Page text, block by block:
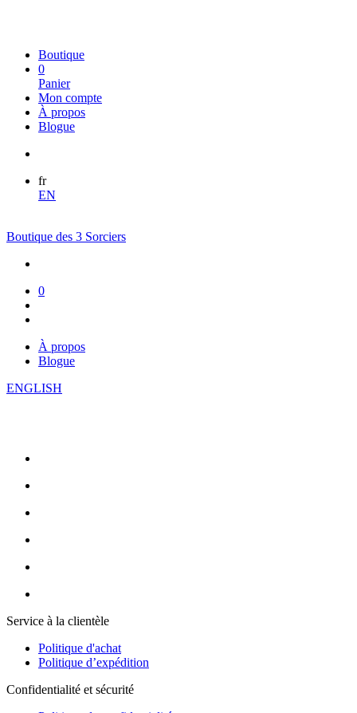
Boutique
0
Panier
Mon compte
À propos
Blogue
fr
EN
Boutique des 3 Sorciers
0
À propos
Blogue
ENGLISH
Service à la clientèle
Politique d'achat
Politique d’expédition
Confidentialité et sécurité